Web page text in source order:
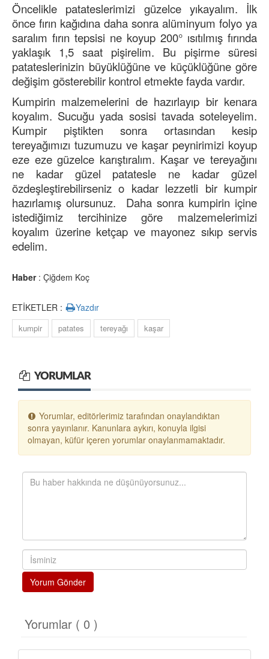
Öncelikle patateslerimizi güzelce yıkayalım. İlk
önce fırın kağıdına daha sonra alüminyum folyo ya
saralım fırın tepsisi ne koyup 200° ısıtılmış fırında
yaklaşık 1,5 saat pişirelim. Bu pişirme süresi
patateslerinizin büyüklüğüne ve küçüklüğüne göre
değişim gösterebilir kontrol etmekte fayda vardır.
Kumpirin malzemelerini de hazırlayıp bir kenara
koyalım. Sucuğu yada sosisi tavada soteleyelim.
Kumpir piştikten sonra ortasından kesip
tereyağımızı tuzumuzu ve kaşar peynirimizi koyup
eze eze güzelce karıştıralım. Kaşar ve tereyağını
ne kadar güzel patatesle ne kadar güzel
özdeşleştirebilirseniz o kadar lezzetli bir kumpir
hazırlamış olursunuz. Daha sonra kumpirin içine
istediğimiz tercihinize göre malzemelerimizi
koyalım üzerine ketçap ve mayonez sıkıp servis
edelim.
Haber: Çiğdem Koç
ETİKETLER : Yazdır
kumpir patates tereyağı kaşar
YORUMLAR
Yorumlar, editörlerimiz tarafından onaylandıktan
sonra yayınlanır. Kanunlara aykırı, konuyla ilgisi
olmayan, küfür içeren yorumlar onaylanmamaktadır.
Yorum Gönder
Yorumlar ( 0 )